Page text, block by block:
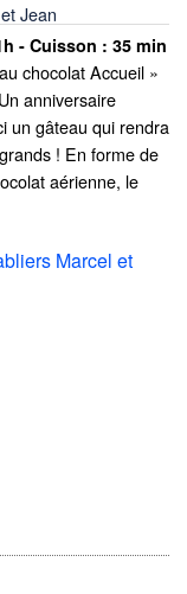
Jean
- Cuisson : 35 min
chocolat Accueil »
anniversaire
un gâteau qui rendra
! En forme de
aérienne, le
Marcel et